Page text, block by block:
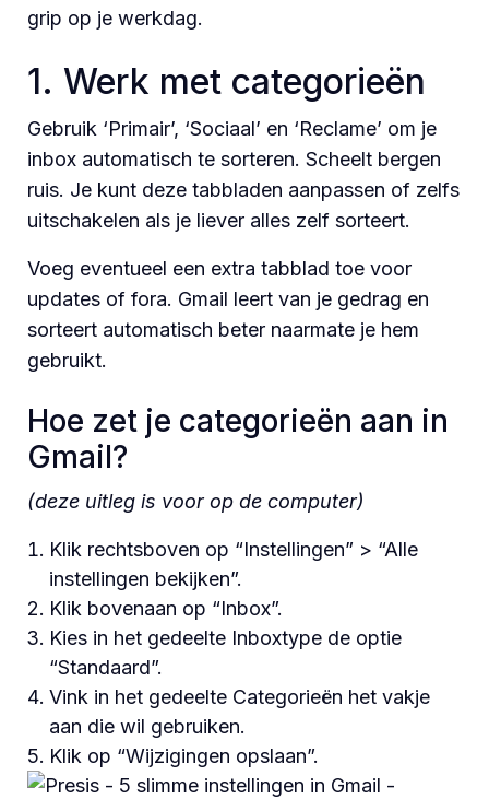
grip op je werkdag.
1. Werk met categorieën
Gebruik ‘Primair’, ‘Sociaal’ en ‘Reclame’ om je
inbox automatisch te sorteren. Scheelt bergen
ruis. Je kunt deze tabbladen aanpassen of zelfs
uitschakelen als je liever alles zelf sorteert.
Voeg eventueel een extra tabblad toe voor
updates of fora. Gmail leert van je gedrag en
sorteert automatisch beter naarmate je hem
gebruikt.
Hoe zet je categorieën aan in
Gmail?
(deze uitleg is voor op de computer)
Klik rechtsboven op “Instellingen” > “Alle
instellingen bekijken”.
Klik bovenaan op “Inbox”.
Kies in het gedeelte Inboxtype de optie
“Standaard”.
Vink in het gedeelte Categorieën het vakje
aan die wil gebruiken.
Klik op “Wijzigingen opslaan”.